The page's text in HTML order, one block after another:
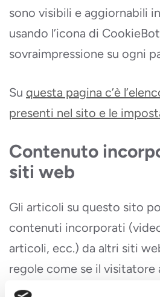
sono visibili e aggiornabili
usando l’icona di
sovraimpressione su ogni
Su questa pagina c’è
presenti nel sito e le
Contenuto
siti web
Gli articoli su questo sito
contenuti incorporati
articoli, ecc.) da altri siti
regole come se il visitatore
l’altro sito.